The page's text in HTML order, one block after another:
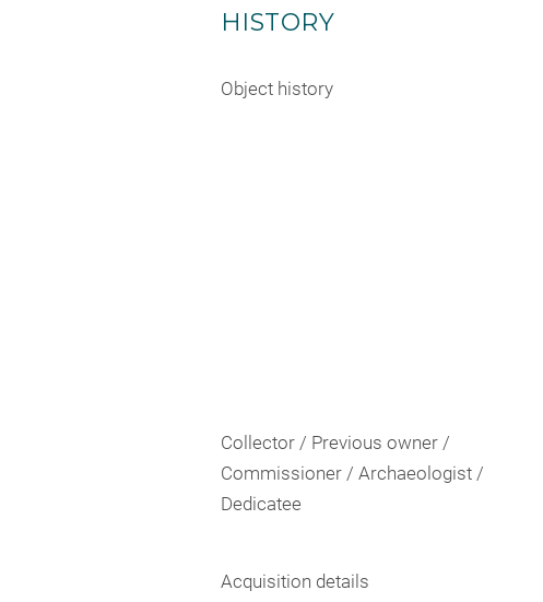
HISTORY
Object history
Collector / Previous owner /
Commissioner / Archaeologist /
Dedicatee
Acquisition details